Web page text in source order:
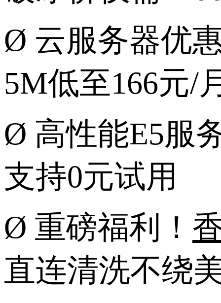
Ø 云服务器优
5M低至166元/
Ø 高性能E5服
支持0元试用
Ø 重磅福利！
直连清洗不绕